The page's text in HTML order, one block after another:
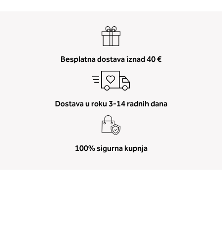
Besplatna dostava iznad 40 €
Dostava u roku 3-14 radnih dana
100% sigurna kupnja